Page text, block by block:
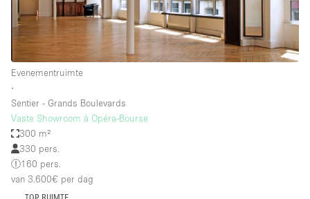
Internet
Kantoorbenodigdheden
Keuken
Kledingrek
Leefruimte
Meerdere kamers
Meubilair
Evenementruimte
∙
Sentier - Grands Boulevards
Vaste Showroom à Opéra-Bourse
300 m²
330 pers.
160 pers.
van 3.600€ per dag
TOP RUIMTE